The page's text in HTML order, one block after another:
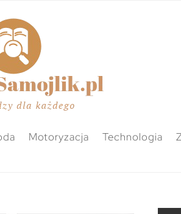
Motoryzacja Technologia